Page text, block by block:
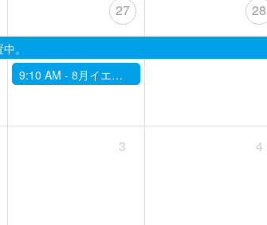
。
27
9:10 AM -8月イエス、能。「宇髙竜成の部屋」
28
3 4